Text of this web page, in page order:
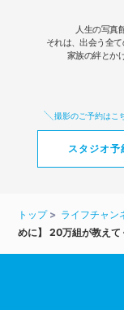
人生の写真
それは、出会う全
家族の絆とか
撮影のご予約はこ
スタジオ予
トップ ライフチャン
めに】 20万組が教えて